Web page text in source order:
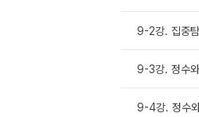
9-2강. 집중
9-3강. 정수
9-4강. 정수